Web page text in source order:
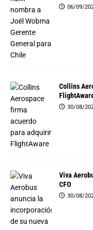
06/09/
Collins
30/08/
Viva
CFO
30/08/